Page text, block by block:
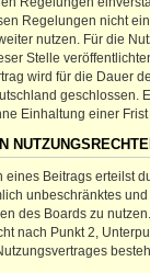
Regelungen nicht
nutzen. Für die
Stelle
wird für die Dauer
geschlossen.
Einhaltung einer
eines Beitrags erteilst
unbeschränktes
des Boards zu nutzen.
nach Punkt 2,